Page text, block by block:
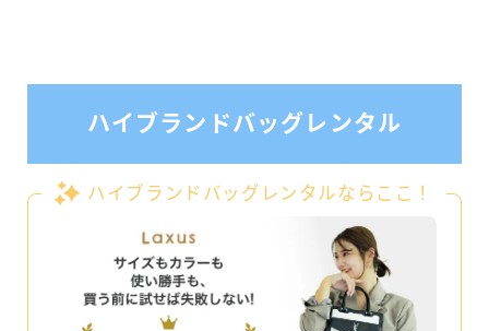
ハイブランドバッグレンタル
ハイブランドバッグレンタルならここ！